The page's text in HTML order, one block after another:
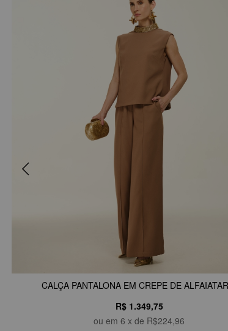
CALÇA PANTALONA EM CREPE DE
R$ 1.349,75
ou em 6 x de R$224,96